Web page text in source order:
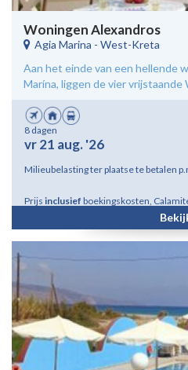
Woningen Alexandros
Agia Marina - West-Kreta
Aan het einde van een hellende
Marína, liggen de vier vrijstaande
8 dagen
vr 21 aug. '26
Milieubelasting ter plaatse te betalen
Prijs inclusief boekingskosten,